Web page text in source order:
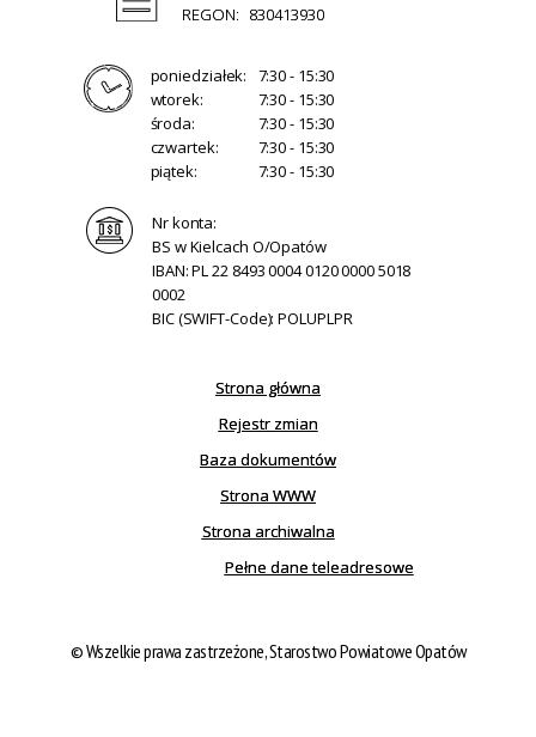
REGON: 830413930
poniedziałek:
7:30 - 15:30
wtorek:
7:30 - 15:30
środa:
7:30 - 15:30
czwartek:
7:30 - 15:30
piątek:
7:30 - 15:30
Nr konta:
BS w Kielcach O/Opatów
IBAN: PL 22 8493 0004 0120 0000 5018
0002
BIC (SWIFT-Code): POLUPLPR
Strona główna
Rejestr zmian
Baza dokumentów
Strona WWW
Strona archiwalna
Pełne dane teleadresowe
© Wszelkie prawa zastrzeżone, Starostwo Powiatowe Opatów